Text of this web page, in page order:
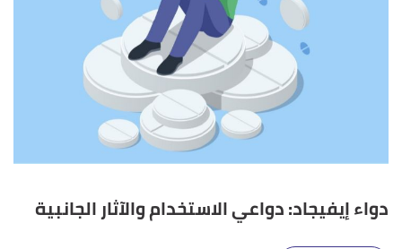
دواء إيفيجاد: دواعي الاستخدام والآثار الجانبية